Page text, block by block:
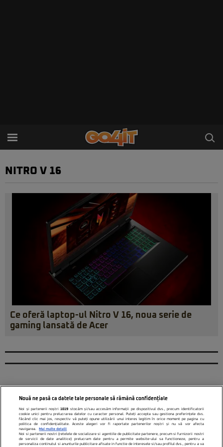
NITRO V 16
Ce oferă laptop-ul Nitro V 16, noua serie de
gaming lansată de Acer
Nouă ne pasă ca datele tale personale să rămână confidențiale
Noi și partenerii noștri1019 stocăm și/sau accesăm informații pe dispozitivul dvs., precum identificatorii
cookie unici pentru prelucrarea datelor cu caracter personal. Puteți accepta sau gestiona preferințele dvs.
făcând clic mai jos, respectiv vă puteți opune utilizării unui interes legitim în orice moment pe pagina cu
politica de confidențialitate. Aceste alegeri vor fi raportate partenerilor noștri și nu vă vor afecta
navigarea.
Mai multe detalii
Noi si partenerii nostri (retelele de socializare si agentiile de publicitate partenere, precum si furnizorii nostri
de servicii de date analitice) prelucram date pentru a permite website-ului sa functioneze, pentru a
personaliza continutul si anunturile publicitare afisate in functie de interesele si/sau profilul dvs., pentru a va